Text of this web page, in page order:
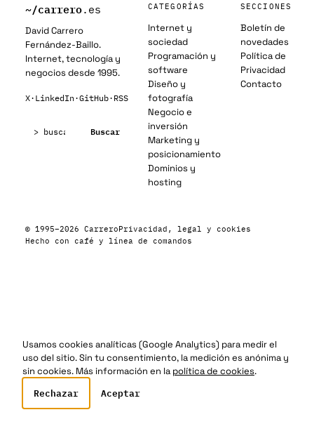
~/carrero.es
David Carrero
Fernández-Baillo.
Internet, tecnología y
negocios desde 1995.
X· LinkedIn·GitHub· RSS
Buscar
CATEGORÍAS
Internet y
sociedad
Programación y
software
Diseño y
fotografía
Negocio e
inversión
Marketing y
posicionamiento
Dominios y
hosting
SECCIONES
Boletín de
novedades
Política de
Privacidad
Contacto
© 1995–2026 CarreroPrivacidad, legal y cookies
Hecho con café y línea de comandos
Usamos cookies analíticas (Google Analytics) para medir el
uso del sitio. Sin tu consentimiento, la medición es anónima y
sin cookies. Más información en lapolítica de cookies.
Rechazar Aceptar